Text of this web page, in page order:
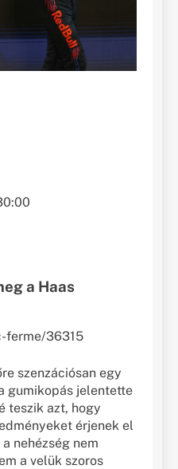
a Haas
ferme/36315
szenzációsan egy
gumikopás jelentette
teszik azt, hogy
érjenek el
nehézség nem
a velük szoros